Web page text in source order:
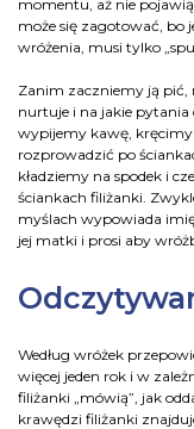
momentu, aż nie
może się zagotować, bo
wróżenia, musi tylko
Zanim zaczniemy ją pić,
nurtuje i na jakie pytania
wypijemy kawę,
rozprowadzić po
kładziemy na spodek i
ściankach filiżanki.
myślach wypowiada
jej matki i prosi aby
Według wróżek
więcej jeden rok i w
filiżanki „mówią”, jak
krawędzi filiżanki